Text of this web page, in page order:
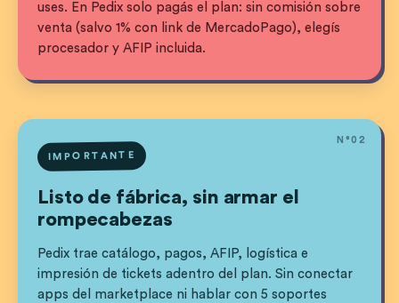
uses. En Pedix solo pagás el plan: sin comisión sobre
venta (salvo 1% con link de MercadoPago), elegís
procesador y AFIP incluida.
IMPORTANTE
Listo de fábrica, sin armar el
rompecabezas
Pedix trae catálogo, pagos, AFIP, logística e
impresión de tickets adentro del plan. Sin conectar
apps del marketplace ni hablar con 5 soportes
N°02